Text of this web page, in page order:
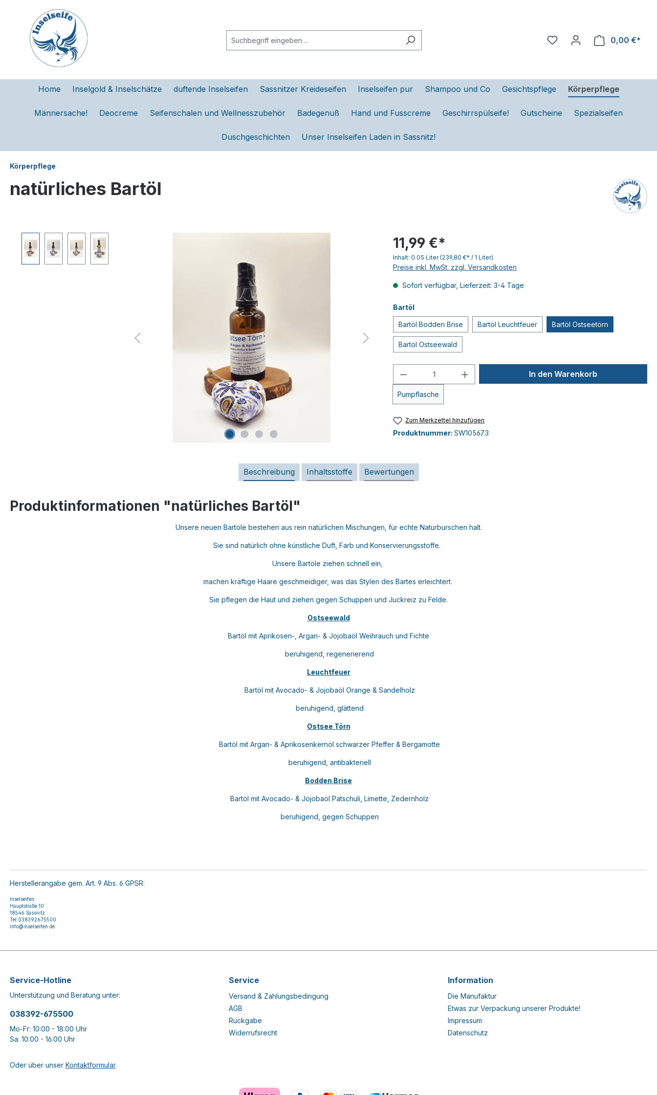
Zur Hauptnavigation springen
0,00 €*
Home Inselgold & Inselschätze duftende Inselseifen Sassnitzer Kreideseifen Inselseifen pur Shampoo und Co Gesichtspflege Körperpflege
Männersache! Deocreme Seifenschalen und Wellnesszubehör Badegenuß Hand und Fusscreme Geschirrspülseife! Gutscheine Spezialseifen
Duschgeschichten Unser Inselseifen Laden in Sassnitz!
Körperpflege
natürliches Bartöl
11,99 €*
Inhalt: 0.05 Liter(239,80 €* / 1 Liter)
Preise inkl. MwSt. zzgl. Versandkosten
Sofort verfügbar, Lieferzeit: 3-4 Tage
Bartöl
Bartöl Bodden Brise Bartöl Leuchtfeuer Bartöl Ostseetörn
Bartöl Ostseewald
Produkt Anzahl: Gib den gewünschten Wert
Pumpflasche
In den Warenkorb
Zum Merkzettel hinzufügen
Produktnummer: SW10567.3
Beschreibung Inhaltsstoffe Bewertungen
Produktinformationen "natürliches Bartöl"
Unsere neuen Bartöle bestehen aus rein natürlichen Mischungen, für echte Naturburschen halt.
Sie sind natürlich ohne künstliche Duft, Farb und Konservierungsstoffe.
Unsere Bartöle ziehen schnell ein,
machen kräftige Haare geschmeidiger, was das Stylen des Bartes erleichtert.
Sie pflegen die Haut und ziehen gegen Schuppen und Juckreiz zu Felde.
Ostseewald
Bartöl mit Aprikosen-, Argan- & Jojobaöl Weihrauch und Fichte
beruhigend, regenerierend
Leuchtfeuer
Bartöl mit Avocado- & Jojobaöl Orange & Sandelholz
beruhigend, glättend
Ostsee Törn
Bartöl mit Argan- & Aprikosenkernöl schwarzer Pfeffer & Bergamotte
beruhigend, antibakteriell
Bodden Brise
Bartöl mit Avocado- & Jojobaöl Patschuli, Limette, Zedernholz
beruhigend, gegen Schuppen
Herstellerangabe gem. Art. 9 Abs. 6 GPSR:
Inselseifen
Hauptstraße 10
18546 Sassnitz
Tel.038392675500
info@inselseifen.de
Service-Hotline
Unterstützung und Beratung unter:
038392-675500
Mo-Fr: 10:00 - 18:00 Uhr
Sa: 10:00 - 16:00 Uhr
Oder über unser Kontaktformular.
Service
Versand & Zahlungsbedingung
AGB
Rückgabe
Widerrufsrecht
Information
Die Manufaktur
Etwas zur Verpackung unserer Produkte!
Impressum
Datenschutz